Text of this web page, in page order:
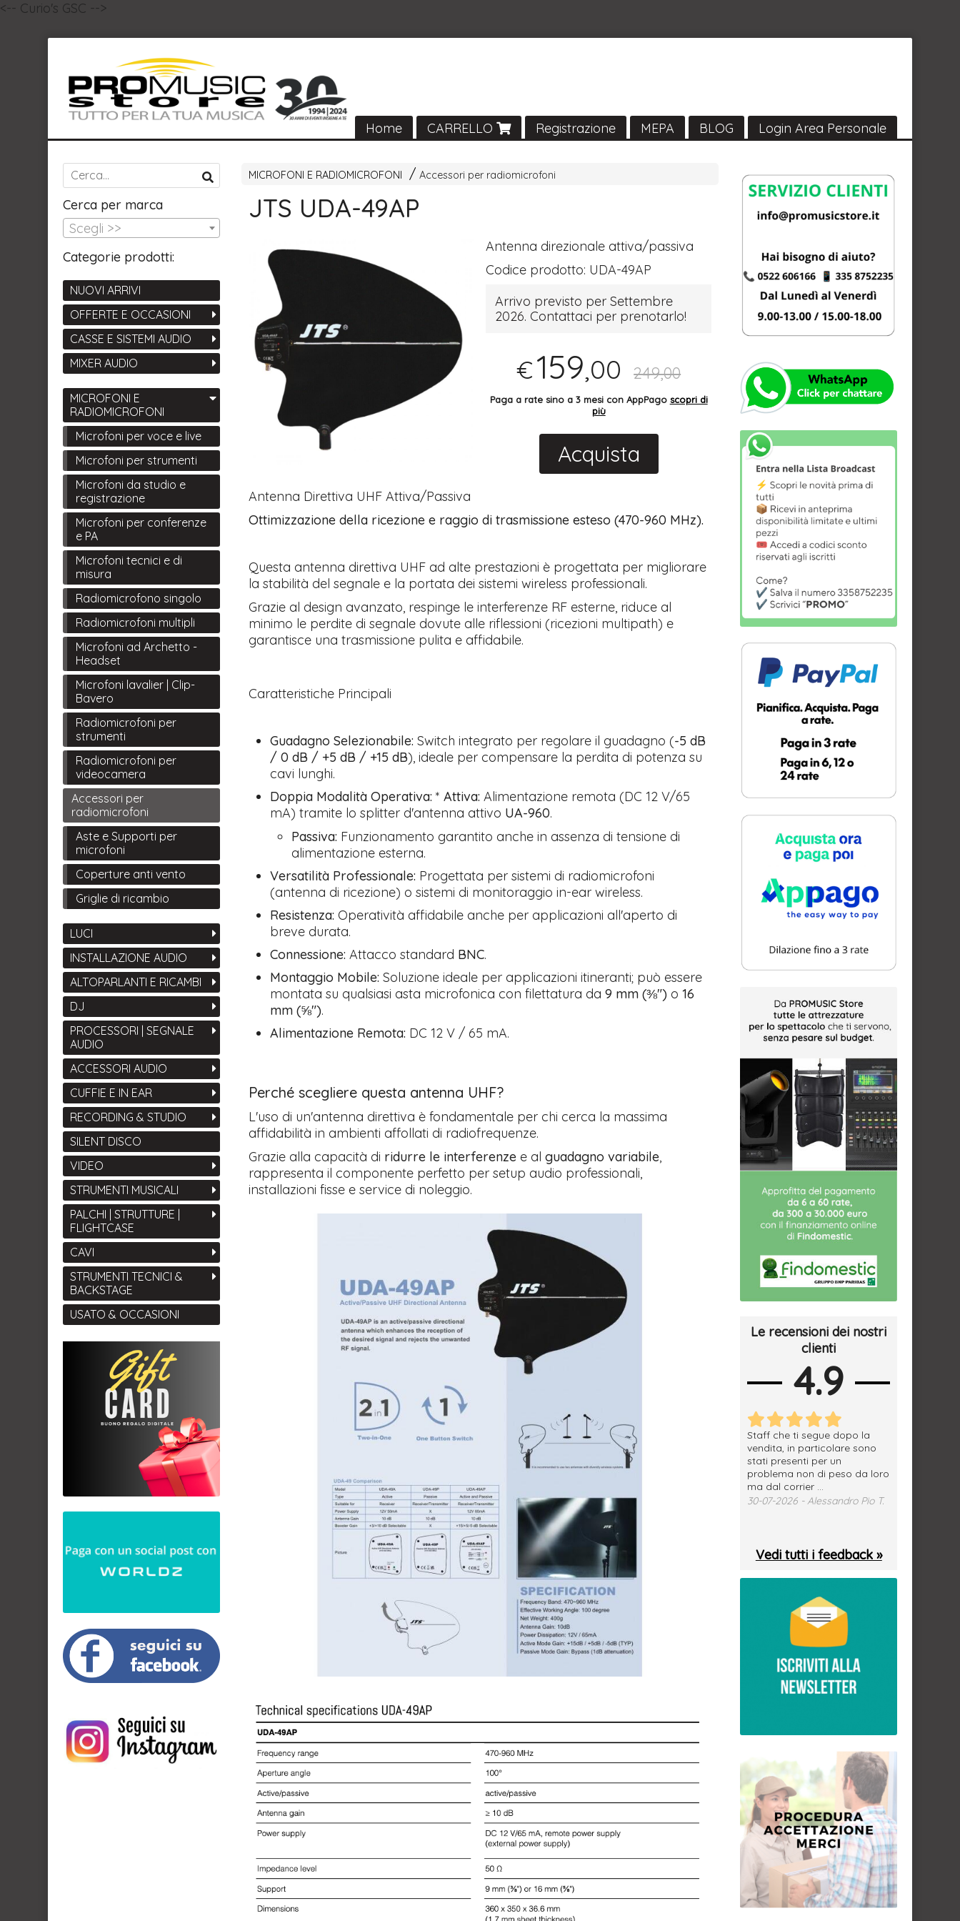
<-- Curio's GSC -->
Home CARRELLO Registrazione MEPA BLOG Login Area Personale
MICROFONI E RADIOMICROFONI Accessori per radiomicrofoni
JTS UDA-49AP
Antenna direzionale attiva/passiva
Codice prodotto: UDA-49AP
Arrivo previsto per Settembre
2026. Contattaci per prenotarlo!
€159,00 249,00
Paga a rate sino a 3 mesi con AppPago scopri di
più
Acquista
Antenna Direttiva UHF Attiva/Passiva
Ottimizzazione della ricezione e raggio di trasmissione esteso (470-960 MHz).
Questa antenna direttiva UHF ad alte prestazioni è progettata per migliorare
la stabilità del segnale e la portata dei sistemi wireless professionali.
Grazie al design avanzato, respinge le interferenze RF esterne, riduce al
minimo le perdite di segnale dovute alle riflessioni (ricezioni multipath) e
garantisce una trasmissione pulita e affidabile.
Caratteristiche Principali
Guadagno Selezionabile: Switch integrato per regolare il guadagno (-5 dB
/ 0 dB / +5 dB / +15 dB), ideale per compensare la perdita di potenza su
cavi lunghi.
Doppia Modalità Operativa: * Attiva: Alimentazione remota (DC 12 V/65
mA) tramite lo splitter d'antenna attivo UA-960.
Passiva: Funzionamento garantito anche in assenza di tensione di
alimentazione esterna.
Versatilità Professionale: Progettata per sistemi di radiomicrofoni
(antenna di ricezione) o sistemi di monitoraggio in-ear wireless.
Resistenza: Operatività affidabile anche per applicazioni all'aperto di
breve durata.
Connessione: Attacco standard BNC.
Montaggio Mobile: Soluzione ideale per applicazioni itineranti; può essere
montata su qualsiasi asta microfonica con filettatura da 9 mm (⅜") o 16
mm (⅝").
Alimentazione Remota: DC 12 V / 65 mA.
Perché scegliere questa antenna UHF?
L'uso di un'antenna direttiva è fondamentale per chi cerca la massima
affidabilità in ambienti affollati di radiofrequenze.
Grazie alla capacità di ridurre le interferenzee al guadagno variabile,
rappresenta il componente perfetto per setup audio professionali,
installazioni fisse e service di noleggio.
Cerca per marca
Scegli >>
Categorie prodotti:
NUOVI ARRIVI
OFFERTE E OCCASIONI
CASSE E SISTEMI AUDIO
MIXER AUDIO
MICROFONI E
RADIOMICROFONI
Microfoni per voce e live
Microfoni per strumenti
Microfoni da studio e
registrazione
Microfoni per conferenze
e PA
Microfoni tecnici e di
misura
Radiomicrofono singolo
Radiomicrofoni multipli
Microfoni ad Archetto -
Headset
Microfoni lavalier | Clip-
Bavero
Radiomicrofoni per
strumenti
Radiomicrofoni per
videocamera
Accessori per
radiomicrofoni
Aste e Supporti per
microfoni
Coperture anti vento
Griglie di ricambio
LUCI
INSTALLAZIONE AUDIO
ALTOPARLANTI E RICAMBI
DJ
PROCESSORI | SEGNALE
AUDIO
ACCESSORI AUDIO
CUFFIE E IN EAR
RECORDING & STUDIO
SILENT DISCO
VIDEO
STRUMENTI MUSICALI
PALCHI | STRUTTURE |
FLIGHTCASE
CAVI
STRUMENTI TECNICI &
BACKSTAGE
USATO & OCCASIONI
Le recensioni dei nostri
clienti
4.9
Tutto perfetto, materiale
ottimo e spedizione
velocissima, grazie.
Staff che ti segue dopo la
vendita, in particolare sono
stati presenti per un
problema non di peso da loro
ma dal corrier ...
30-07-2026 - Alessandro Pio T.
Vedi tutti i feedback »